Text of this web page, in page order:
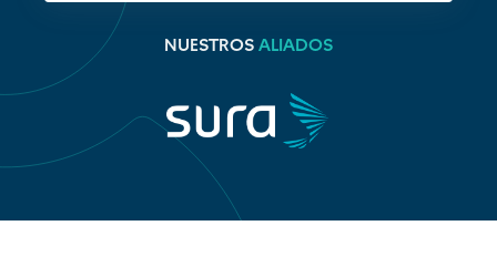
NUESTROS ALIADOS